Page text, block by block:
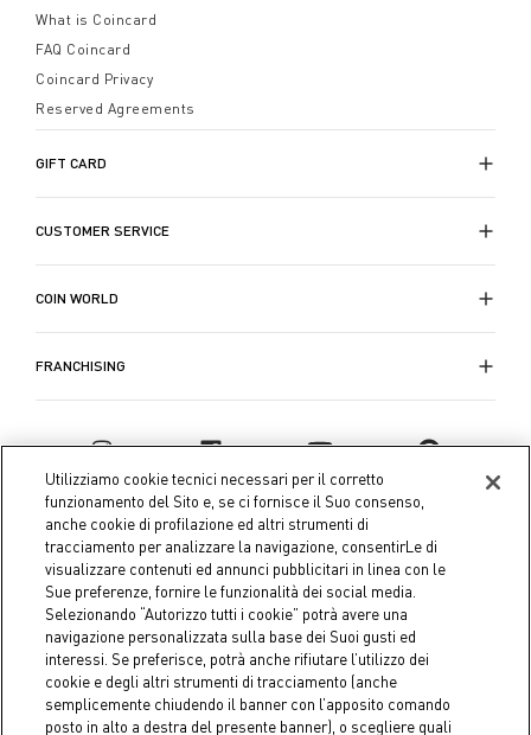
What is Coincard
FAQ Coincard
Coincard Privacy
Reserved Agreements
GIFT CARD
CUSTOMER SERVICE
COIN WORLD
FRANCHISING
Coin S.p.A. Tax code / VAT number 04391480276, share capital
€ 10.000.000,00 fully paid up
Utilizziamo cookie tecnici necessari per il corretto
funzionamento del Sito e, se ci fornisce il Suo consenso,
anche cookie di profilazione ed altri strumenti di
tracciamento per analizzare la navigazione, consentirLe di
visualizzare contenuti ed annunci pubblicitari in linea con le
Sue preferenze, fornire le funzionalità dei social media.
Selezionando “Autorizzo tutti i cookie” potrà avere una
navigazione personalizzata sulla base dei Suoi gusti ed
interessi. Se preferisce, potrà anche rifiutare l’utilizzo dei
cookie e degli altri strumenti di tracciamento (anche
semplicemente chiudendo il banner con l’apposito comando
posto in alto a destra del presente banner), o scegliere quali